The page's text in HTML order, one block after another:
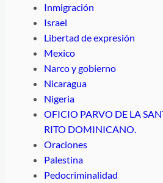
Inmigración
Israel
Libertad de expresión
Mexico
Narco y gobierno
Nicaragua
Nigeria
OFICIO PARVO DE LA
RITO DOMINICANO.
Oraciones
Palestina
Pedocriminalidad